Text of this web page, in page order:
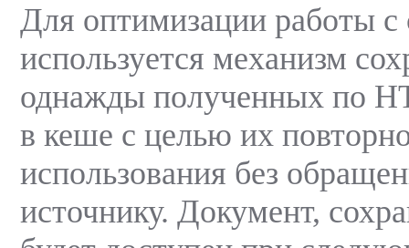
Для оптимизации работы с
используется механизм
однажды полученных по
в кеше с целью их
использования без
источнику. Документ,